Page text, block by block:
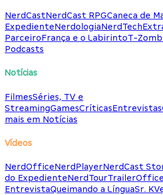
NerdCastNerdCast RPGCaneca de
ExpedienteNerdologiaNerdTech
ParceiroFrança e o LabirintoT-
Podcasts
Notícias
FilmesSéries, TV e
StreamingGamesCríticasEntrevistas
mais em Notícias
Vídeos
NerdOfficeNerdPlayerNerdCast
do ExpedienteNerdTourTrailerOffice
EntrevistaQueimando a LínguaSr. K